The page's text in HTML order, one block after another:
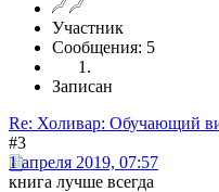
Участник
Сообщения: 5
Записан
Re: Холивар: Обучающий
#3
1 апреля 2019, 07:57
книга лучше всегда